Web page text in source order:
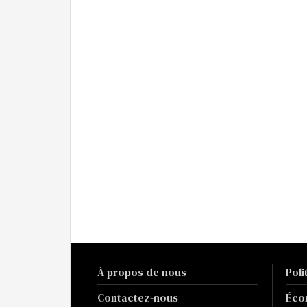
À propos de nous
Contactez-nous